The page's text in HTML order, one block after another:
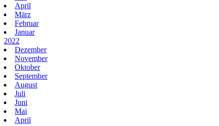
April
März
Februar
Januar
2022
Dezember
November
Oktober
September
August
Juli
Juni
Mai
April